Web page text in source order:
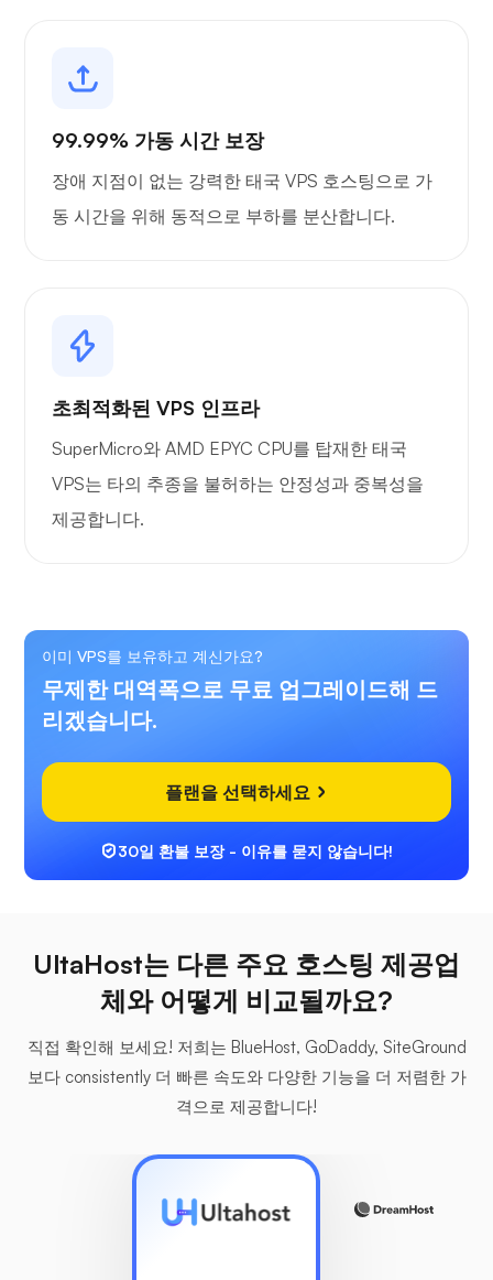
99.99% 가동 시간 보장
장애 지점이 없는 강력한 태국 VPS 호스팅으로 가
동 시간을 위해 동적으로 부하를 분산합니다.
초최적화된 VPS 인프라
SuperMicro와 AMD EPYC CPU를 탑재한 태국
VPS는 타의 추종을 불허하는 안정성과 중복성을
제공합니다.
이미 VPS를 보유하고 계신가요?
무제한 대역폭으로 무료 업그레이드해 드
리겠습니다.
플랜을 선택하세요
30일 환불 보장 - 이유를 묻지 않습니다!
UltaHost는 다른 주요 호스팅 제공업
체와 어떻게 비교될까요?
직접 확인해 보세요! 저희는 BlueHost, GoDaddy, SiteGround
보다 consistently 더 빠른 속도와 다양한 기능을 더 저렴한 가
격으로 제공합니다!